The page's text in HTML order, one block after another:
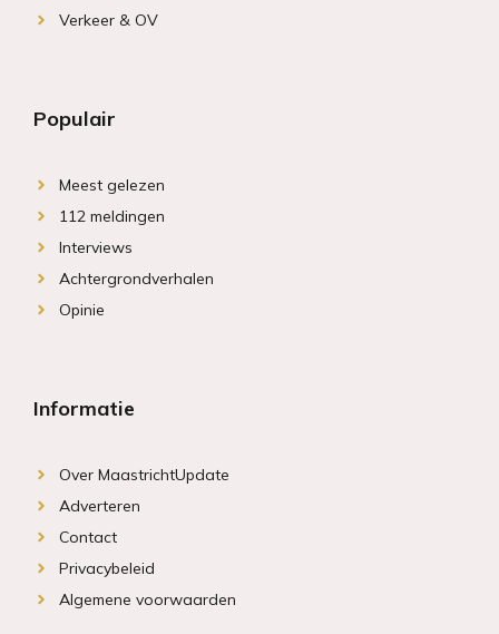
Verkeer & OV
Populair
Meest gelezen
112 meldingen
Interviews
Achtergrondverhalen
Opinie
Informatie
Over MaastrichtUpdate
Adverteren
Contact
Privacybeleid
Algemene voorwaarden